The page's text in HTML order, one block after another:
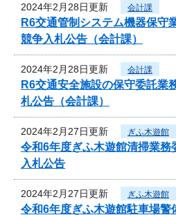
2024年2月28日更新 会計課
R6交通管制システム機器保守
競争入札公告（会計課）
2024年2月28日更新 会計課
R6交通安全施設の保守委託業
札公告（会計課）
2024年2月27日更新 ぎふ木遊館
令和6年度ぎふ木遊館清掃業務
入札公告
2024年2月27日更新 ぎふ木遊館
令和6年度ぎふ木遊館駐車場警